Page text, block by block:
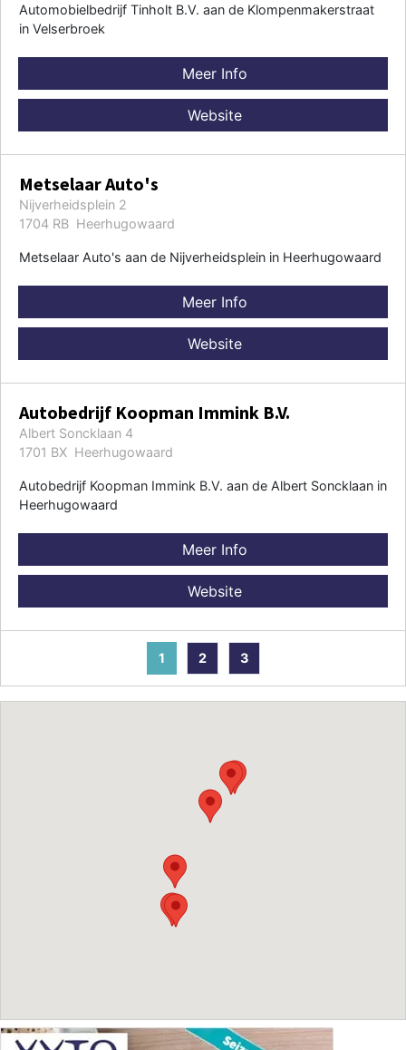
Automobielbedrijf Tinholt B.V. aan de Klompenmakerstraat
in Velserbroek
Meer Info
Website
Metselaar Auto's
Nijverheidsplein 2
1704 RB Heerhugowaard
Metselaar Auto's aan de Nijverheidsplein in Heerhugowaard
Meer Info
Website
Autobedrijf Koopman Immink B.V.
Albert Soncklaan 4
1701 BX Heerhugowaard
Autobedrijf Koopman Immink B.V. aan de Albert Soncklaan in
Heerhugowaard
Meer Info
Website
1 2 3